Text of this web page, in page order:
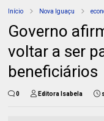
Início Nova Iguaçu
Governo
voltar a ser
beneficiários
0 Editora Isabela